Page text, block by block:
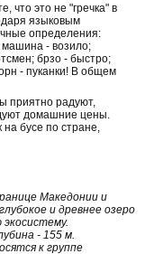
что это не "гречка" в
языковым
определения:
машина - возило;
брзо - быстро;
- пуканки! В общем
приятно радуют,
домашние цены.
на бусе по стране,
Македонии и
и древнее озеро
экосистему.
- 155 м.
к группе